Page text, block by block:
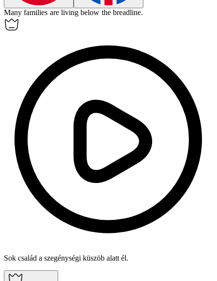
Many families are living below the breadline.
Sok család a szegénységi küszöb alatt él.